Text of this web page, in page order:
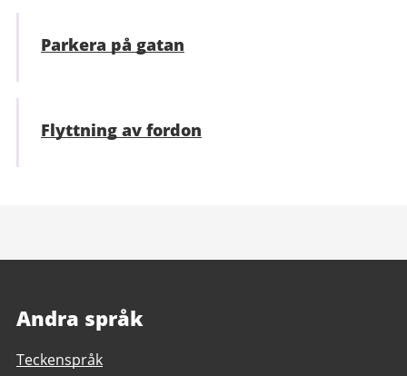
Parkera på gatan
Flyttning av fordon
Andra språk
Teckenspråk